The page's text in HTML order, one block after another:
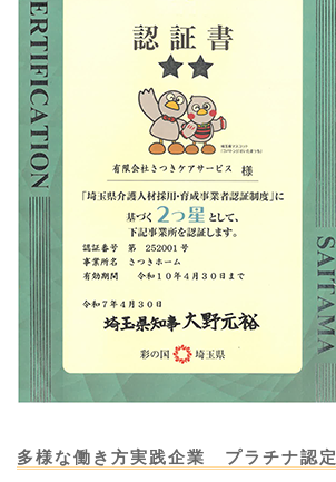
多様な働き方実践企業 プラチナ認定